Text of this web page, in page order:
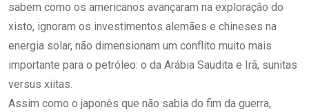
sabem como os americanos avançaram na exploração do
xisto, ignoram os investimentos alemães e chineses na
energia solar, não dimensionam um conflito muito mais
importante para o petróleo: o da Arábia Saudita e Irã, sunitas
versus xiitas.
Assim como o japonês que não sabia do fim da guerra,